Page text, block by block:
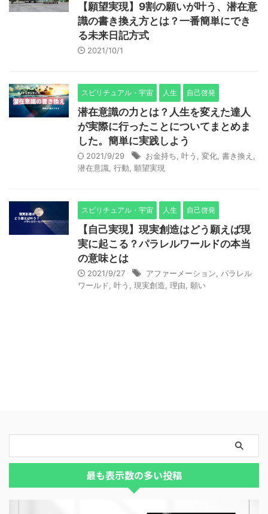
【願望実現】9割の願いが叶う、潜在意
識の書き換え方とは？一番簡単にでき
る未来日記方式
2021/10/1
スピリチュアル・宇宙 人生 自己啓発
潜在意識の力とは？人生を変えた達人
が実際に行ったことについてまとめま
した。簡単に実践しよう
2021/9/29 お金持ち 叶う 変化 書き換え
潜在意識 行動 願望実現
スピリチュアル・宇宙 人生 自己啓発
【自己実現】現実創造はどう願えば現
実に起こる？パラレルワールドの本当
の意味とは
2021/9/27 アファーメーション
パラレル
ワールド
叶う 現実創造 理由 願い
最も表示数の多い投稿